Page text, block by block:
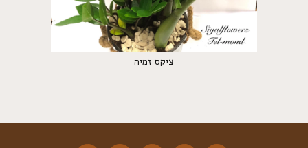
ציקס זמיה